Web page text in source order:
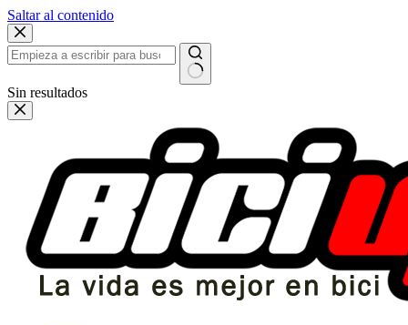
Saltar al contenido
Sin resultados